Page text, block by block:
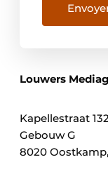
Louwers
Kapellestraat
Gebouw G
8020